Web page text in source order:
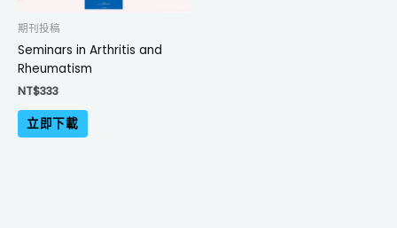
期刊投稿
Seminars in Arthritis and
Rheumatism
NT$333
立即下載